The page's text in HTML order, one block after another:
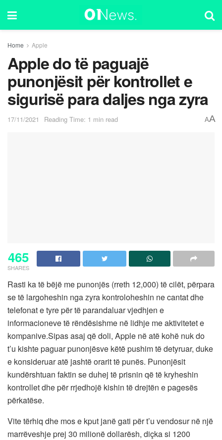
Home Apple
Apple do të paguajë
punonjësit për kontrollet e
sigurisë para daljes nga zyra
17/11/2021 Reading Time: 1 min read AA
465
SHARES
Rasti ka të bëjë me punonjës (rreth 12,000) të cilët, përpara
se të largoheshin nga zyra kontroloheshin ne cantat dhe
telefonat e tyre për të parandaluar vjedhjen e
informacioneve të rëndësishme në lidhje me aktivitetet e
kompanive.Sipas asaj që doli, Apple në atë kohë nuk do
t’u kishte paguar punonjësve këtë pushim të detyruar, duke
e konsideruar atë jashtë orarit të punës. Punonjësit
kundërshtuan faktin se duhej të prisnin që të kryheshin
kontrollet dhe për rrjedhojë kishin të drejtën e pagesës
përkatëse.
Vite tërhiq dhe mos e kput janë gati për t’u vendosur në një
marrëveshje prej 30 milionë dollarësh, diçka si 1200